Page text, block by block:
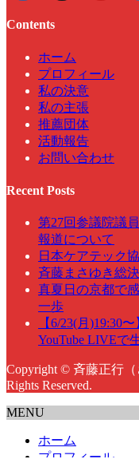
Contents
ホーム
プロフィール
私の決意
私の主張
推薦団体
活動報告
お問い合わせ
Recent Posts
第27回参議院議
報道について
日本ケアテック
斉藤まさゆき総
真夏日の京都で
一歩
【6/23(月)19:30
YouTube LIVEで
Copyright © 斉藤正行
Rights Reserved.
MENU
ホーム
プロフィール